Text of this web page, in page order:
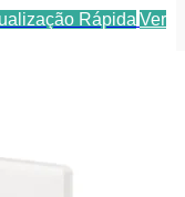
Rápida Ver